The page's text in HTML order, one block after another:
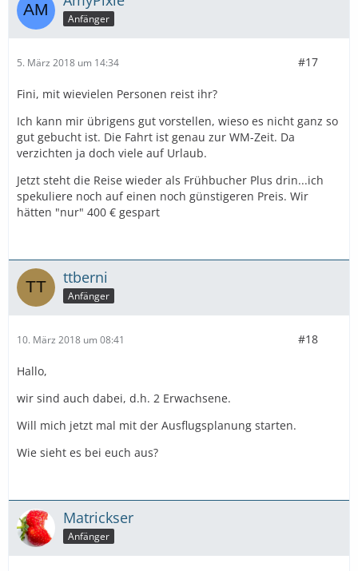
Anfänger
5. März 2018 um 14:34 #17
Fini, mit wievielen Personen reist ihr?
Ich kann mir übrigens gut vorstellen, wieso es nicht ganz so
gut gebucht ist. Die Fahrt ist genau zur WM-Zeit. Da
verzichten ja doch viele auf Urlaub.
Jetzt steht die Reise wieder als Frühbucher Plus drin...ich
spekuliere noch auf einen noch günstigeren Preis. Wir
hätten "nur" 400 € gespart
ttberni
Anfänger
10. März 2018 um 08:41 #18
Hallo,
wir sind auch dabei, d.h. 2 Erwachsene.
Will mich jetzt mal mit der Ausflugsplanung starten.
Wie sieht es bei euch aus?
Matrickser
Anfänger